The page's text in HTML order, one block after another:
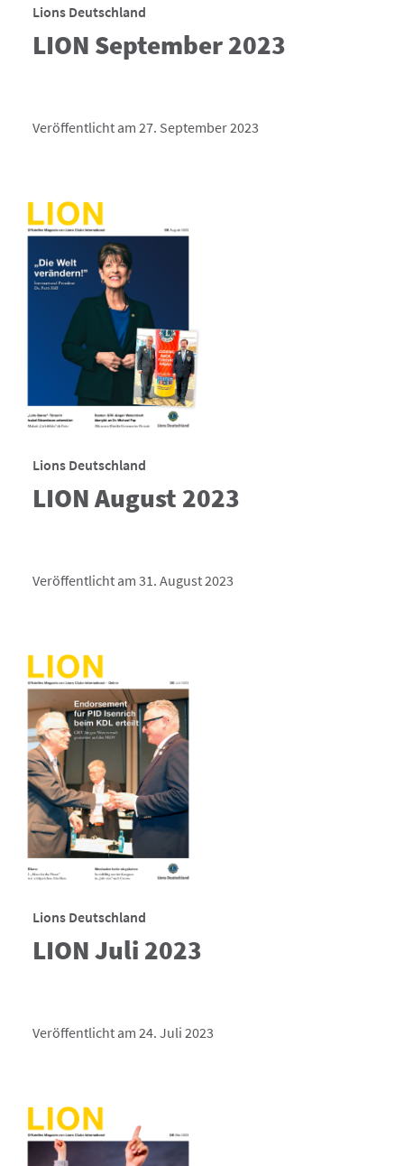
Lions Deutschland
LION September 2023
Veröffentlicht am 27. September 2023
Lions Deutschland
LION August 2023
Veröffentlicht am 31. August 2023
Lions Deutschland
LION Juli 2023
Veröffentlicht am 24. Juli 2023